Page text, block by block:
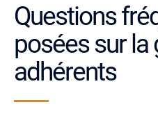
Questions
posées sur la
adhérents